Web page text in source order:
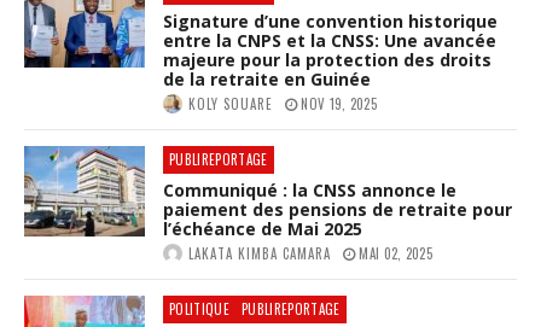
Signature d’une convention historique
entre la CNPS et la CNSS: Une avancée
majeure pour la protection des droits
de la retraite en Guinée
KOLY SOUARE NOV 19, 2025
PUBLIREPORTAGE
Communiqué : la CNSS annonce le
paiement des pensions de retraite pour
l’échéance de Mai 2025
LAKATA KIMBA CAMARA MAI 02, 2025
POLITIQUE PUBLIREPORTAGE